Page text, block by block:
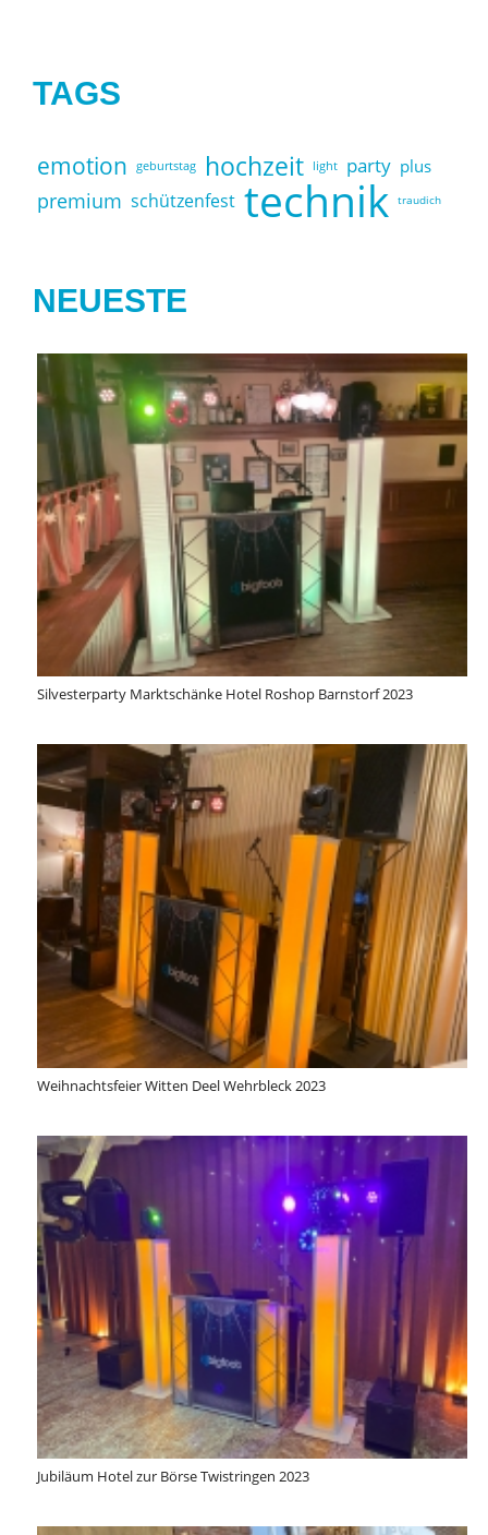
TAGS
emotion geburtstag hochzeit light party plus
premium schützenfest technik traudich
NEUESTE
Silvesterparty Marktschänke Hotel Roshop Barnstorf 2023
Weihnachtsfeier Witten Deel Wehrbleck 2023
Jubiläum Hotel zur Börse Twistringen 2023